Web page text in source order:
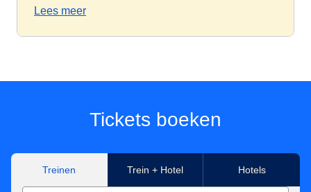
Lees meer
Tickets boeken
Treinen Trein + Hotel Hotels